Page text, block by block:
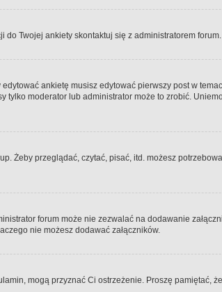
do Twojej ankiety skontaktuj się z administratorem forum.
ankietę musisz edytować pierwszy post w
tylko moderator lub administrator może to zrobić.
Żeby przeglądać, czytać, pisać, itd. możesz
forum może nie zezwalać na dodawanie
nie możesz dodawać załączników.
mogą przyznać Ci ostrzeżenie. Proszę pamiętać,